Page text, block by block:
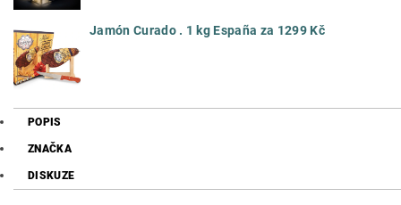
Jamón Curado . 1 kg España za 1299 Kč
POPIS
ZNAČKA
DISKUZE